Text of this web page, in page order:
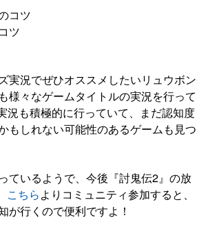
コツ
ツ
実況でぜひオススメしたいリュウボン
様々なゲームタイトルの実況を行って
況も積極的に行っていて、まだ認知度
もしれない可能性のあるゲームも見つ
ているようで、今後『討鬼伝2』の放
こちらよりコミュニティ参加すると、
が行くので便利ですよ！